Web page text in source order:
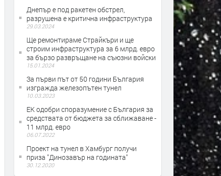
Днепър е под ракетен обстрел,
разрушена е критична инфраструктура
29.03.2024
Ще ремонтираме Страйкъри и ще
строим инфраструктура за 6 млрд. евро
за бързо развръщане на съюзни войски
15.01.2024
За първи път от 50 години България
изгражда железопътен тунел
10.03.2023
ЕК одобри споразумение с България за
средствата от бюджета за сближаване -
11 млрд. евро
06.07.2022
Проект на тунел в Хамбург получи
приза "Динозавър на годината"
30.12.2020